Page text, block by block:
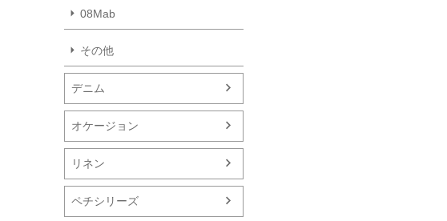
08Mab
その他
デニム
オケージョン
リネン
ペチシリーズ